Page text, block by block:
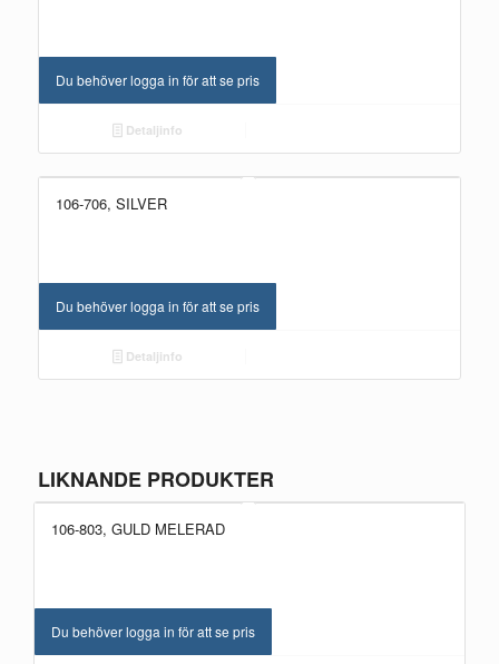
Du behöver logga in för att se pris
Detaljinfo
106-706, SILVER
Du behöver logga in för att se pris
Detaljinfo
LIKNANDE PRODUKTER
106-803, GULD MELERAD
Du behöver logga in för att se pris